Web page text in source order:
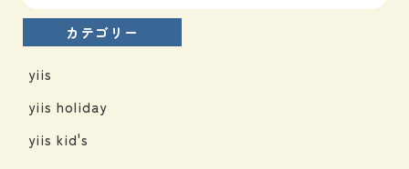
カテゴリー
yiis
yiis holiday
yiis kid's